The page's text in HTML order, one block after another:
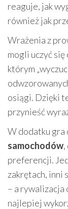
reaguje, jak
również jak
Wrażenia z
mogli uczyć
którym
osiągi. Dzięki
przynieść
W dodatku gra
samochodów
preferencji.
zakrętach, inni
– a rywalizacja
najlepiej